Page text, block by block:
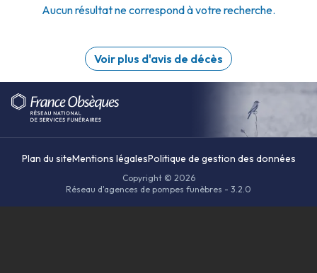
Aucun résultat ne correspond à votre recherche.
Voir plus d'avis de décès
Plan du siteMentions légalesPolitique de gestion des données
Copyright © 2026
Réseau d'agences de pompes funèbres - 3.2.0